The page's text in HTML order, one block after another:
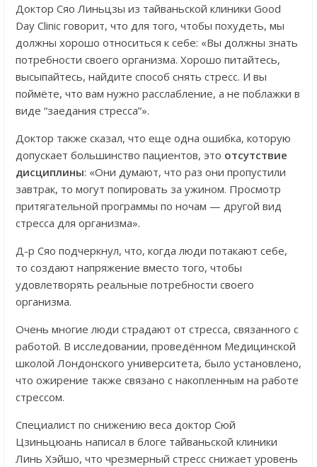
Доктор Сяо Линьцзы из тайваньской клиники Good
Day Clinic говорит, что для того, чтобы похудеть, мы
должны хорошо относиться к себе: «Вы должны знать
потребности своего организма. Хорошо питайтесь,
высыпайтесь, найдите способ снять стресс. И вы
поймёте, что вам нужно расслабление, а не поблажки в
виде “заедания стресса”».
Доктор также сказал, что еще одна ошибка, которую
допускает большинство пациентов, это отсутствие
дисциплины: «Они думают, что раз они пропустили
завтрак, то могут попировать за ужином. Просмотр
притягательной программы по ночам — другой вид
стресса для организма».
Д-р Сяо подчеркнул, что, когда люди потакают себе,
то создают напряжение вместо того, чтобы
удовлетворять реальные потребности своего
организма.
Очень многие люди страдают от стресса, связанного с
работой. В исследовании, проведённом Медицинской
школой Лондонского университета, было установлено,
что ожирение также связано с накопленным на работе
стрессом.
Специалист по снижению веса доктор Сюй
Цзиньцюань написал в блоге тайваньской клиники
Линь Хэйшо, что чрезмерный стресс снижает уровень